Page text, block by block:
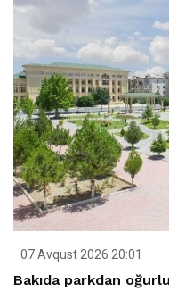
07 Avqust 2026 20:01
Bakıda parkdan